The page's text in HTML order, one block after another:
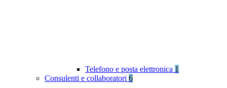
Telefono e posta elettronica 1
Consulenti e collaboratori 6